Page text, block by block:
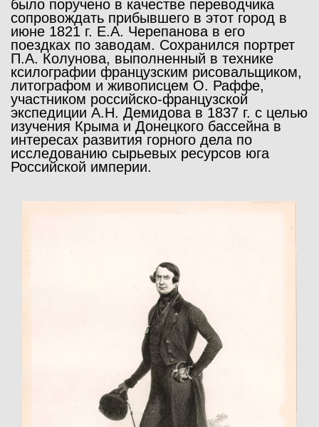
было поручено в качестве переводчика
сопровождать прибывшего в этот город в
июне 1821 г. Е.А. Черепанова в его
поездках по заводам. Сохранился портрет
П.А. Колунова, выполненный в технике
ксилографии французским рисовальщиком,
литографом и живописцем О. Раффе,
участником российско-французской
экспедиции А.Н. Демидова в 1837 г. с целью
изучения Крыма и Донецкого бассейна в
интересах развития горного дела по
исследованию сырьевых ресурсов юга
Российской империи.